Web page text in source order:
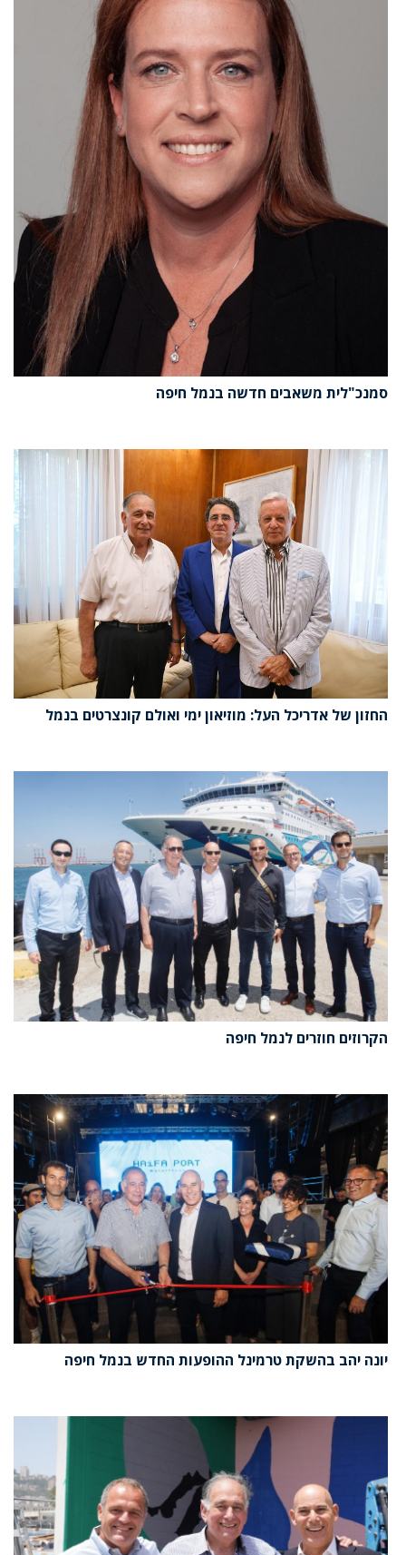
סמנכ"לית משאבים חדשה בנמל חיפה
החזון של אדריכל העל: מוזיאון ימי ואולם קונצרטים בנמל
הקרוזים חוזרים לנמל חיפה
יונה יהב בהשקת טרמינל ההופעות החדש בנמל חיפה